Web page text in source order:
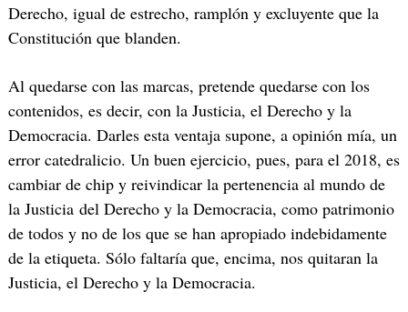
Derecho, igual de estrecho, ramplón y excluyente que la
Constitución que blanden.
Al quedarse con las marcas, pretende quedarse con los
contenidos, es decir, con la Justicia, el Derecho y la
Democracia. Darles esta ventaja supone, a opinión mía, un
error catedralicio. Un buen ejercicio, pues, para el 2018, es
cambiar de chip y reivindicar la pertenencia al mundo de
la Justicia del Derecho y la Democracia, como patrimonio
de todos y no de los que se han apropiado indebidamente
de la etiqueta. Sólo faltaría que, encima, nos quitaran la
Justicia, el Derecho y la Democracia.